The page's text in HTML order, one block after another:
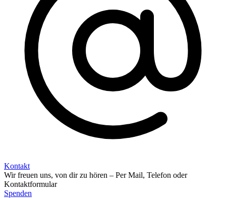
Kontakt
Wir freuen uns, von dir zu hören – Per Mail, Telefon oder
Kontaktformular
Spenden